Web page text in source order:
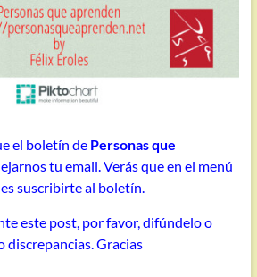
el boletín de Personas que
tu email. Verás que en el menú
suscribirte al boletín.
este post, por favor, difúndelo o
Gracias